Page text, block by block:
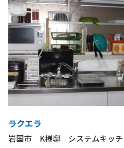
ラクエラ
岩国市 K様邸 システムキッ